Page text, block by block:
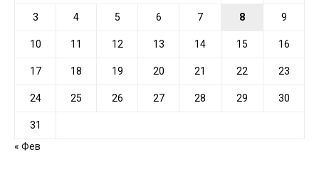
3 4 5 6 7 8 9
10 11 12 13 14 15 16
17 18 19 20 21 22 23
24 25 26 27 28 29 30
31
« Фев